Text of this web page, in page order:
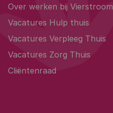
Over werken bij Vierstroom
Vacatures Hulp thuis
Vacatures Verpleeg Thuis
Vacatures Zorg Thuis
Cliëntenraad